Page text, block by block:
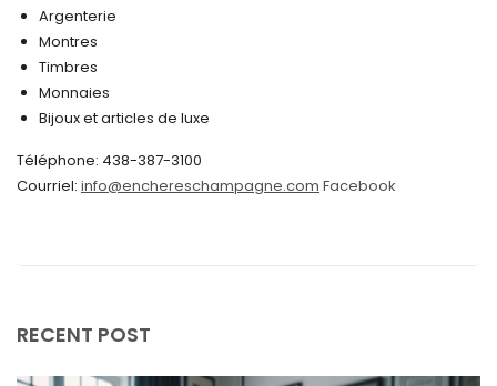
août 2024
juin 2024
mai 2024
avril 2024
Argenterie
Montres
Timbres
Monnaies
Bijoux et articles de luxe
Téléphone: 438-387-3100
Courriel: info@enchereschampagne.com Facebook
RECENT POST